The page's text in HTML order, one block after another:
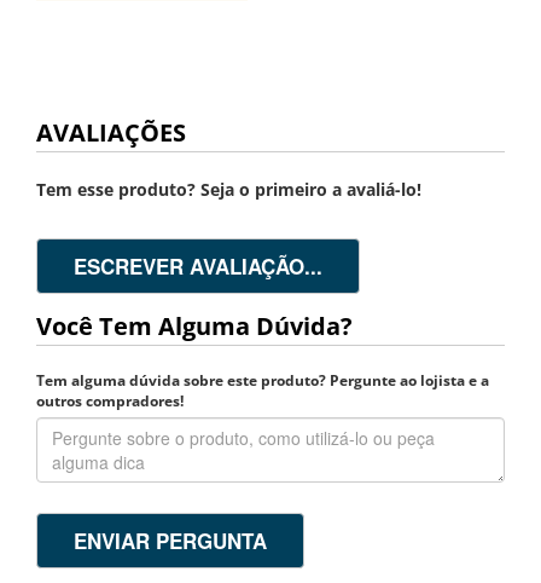
AVALIAÇÕES
Tem esse produto? Seja o primeiro a avaliá-lo!
ESCREVER AVALIAÇÃO...
Você Tem Alguma Dúvida?
Tem alguma dúvida sobre este produto? Pergunte ao lojista e a
outros compradores!
ENVIAR PERGUNTA